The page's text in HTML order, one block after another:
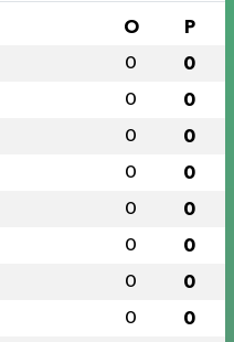
O P
0 0
0 0
0 0
0 0
0 0
0 0
0 0
0 0